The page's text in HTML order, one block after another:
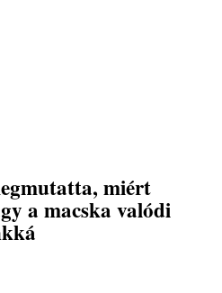
miért
a macska valódi